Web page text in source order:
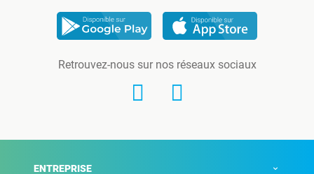
Retrouvez-nous sur nos réseaux sociaux
ENTREPRISE